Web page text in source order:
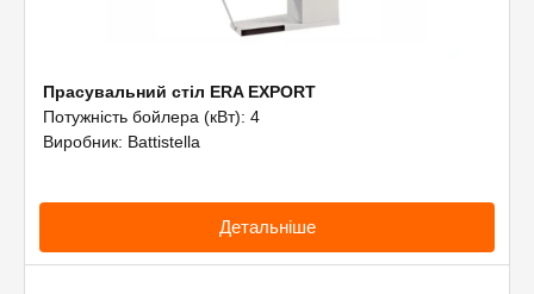
Прасувальний стіл ERA EXPORT
Потужність бойлера (кВт): 4
Виробник: Battistella
Детальніше